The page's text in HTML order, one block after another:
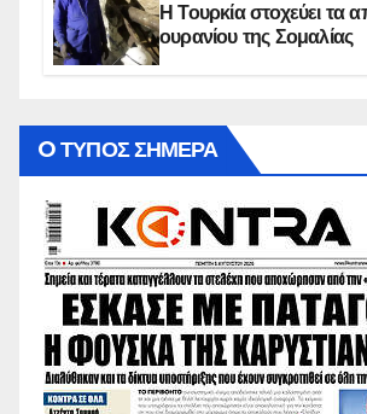
Η Τουρκία στοχεύει τα
ουρανίου της Σομαλίας
O ΤΥΠΟΣ ΣΗΜΕΡΑ